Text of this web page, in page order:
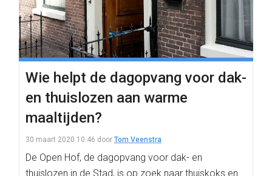
Wie helpt de dagopvang voor dak-
en thuislozen aan warme
maaltijden?
30 maart 2020 10:46 door Tom Veenstra
De Open Hof, de dagopvang voor dak- en
thuislozen in de Stad, is op zoek naar thuiskoks en